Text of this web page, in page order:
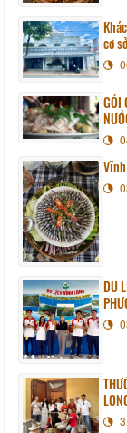
cơ
GỎI
DU